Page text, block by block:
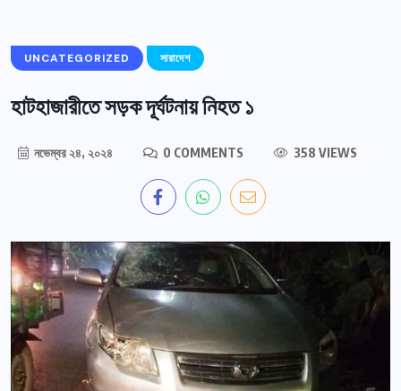
UNCATEGORIZED সারাদেশ
হাটহাজারীতে সড়ক দূর্ঘটনায় নিহত ১
নভেম্বর ২৪, ২০২৪ 0 COMMENTS 358 VIEWS